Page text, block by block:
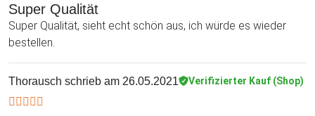
Super Qualität
Super Qualität, sieht echt schön aus, ich würde es wieder
bestellen.
Thorausch schrieb am 26.05.2021 Verifizierter Kauf (Shop)